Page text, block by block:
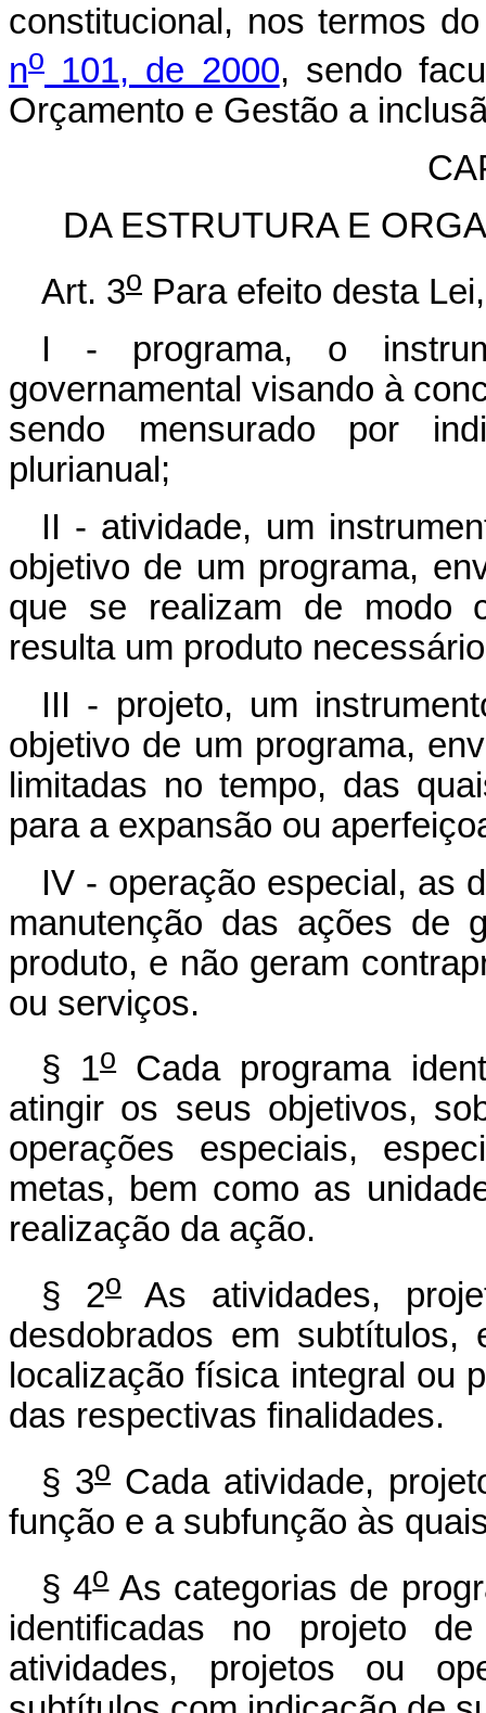
constitucional, nos termos
no 101, de 2000, sendo
Orçamento e Gestão a
DA ESTRUTURA E
Art. 3o Para efeito desta
I - programa, o
governamental visando à
sendo mensurado por
plurianual;
II - atividade, um
objetivo de um programa,
que se realizam de modo
resulta um produto
III - projeto, um
objetivo de um programa,
limitadas no tempo, das
para a expansão ou
IV - operação especial, as
manutenção das ações de
produto, e não geram
ou serviços.
§ 1oCada programa
atingir os seus objetivos,
operações especiais,
metas, bem como as
realização da ação.
§ 2o
As atividades,
desdobrados em subtítulos,
localização física integral ou
das respectivas finalidades.
§ 3oCada atividade,
função e a subfunção às
§ 4oAs categorias de
identificadas no projeto
atividades, projetos ou